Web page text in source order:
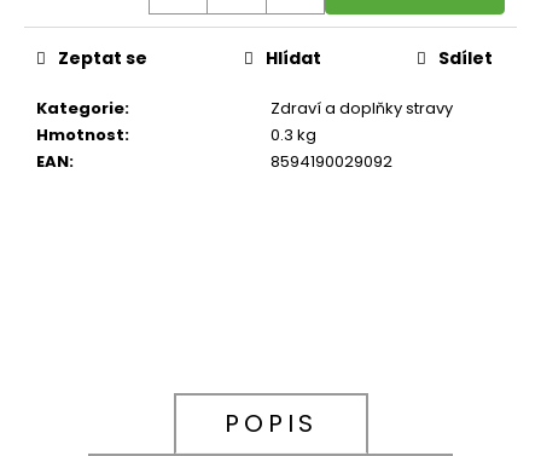
Kategorie:
Zdraví a doplňky stravy
Hmotnost:
0.3 kg
EAN: 8594190029092
Zeptat se Hlídat Sdílet
POPIS
449
Kč